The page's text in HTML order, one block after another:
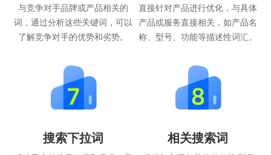
与竞争对手品牌或产品相关的
词，通过分析这些关键词，可以
了解竞争对手的优势和劣势。
直接针对产品进行优化，与具体
产品或服务直接相关，如产品名
称、型号、功能等描述性词汇。
搜索下拉词 相关搜索词